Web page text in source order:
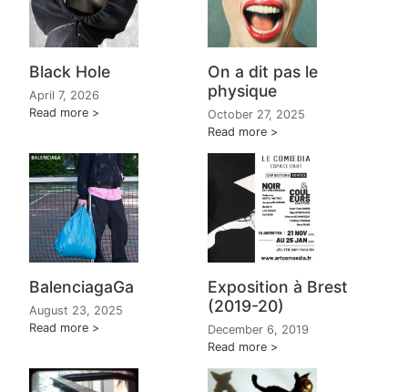
Black Hole
April 7, 2026
Read more
On a dit pas le
physique
October 27, 2025
Read more
BalenciagaGa
August 23, 2025
Read more
Exposition à Brest
(2019-20)
December 6, 2019
Read more